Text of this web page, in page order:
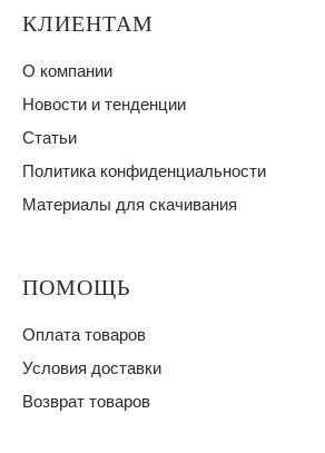
КЛИЕНТАМ
О компании
Новости и тенденции
Статьи
Политика конфиденциальности
Материалы для скачивания
ПОМОЩЬ
Оплата товаров
Условия доставки
Возврат товаров